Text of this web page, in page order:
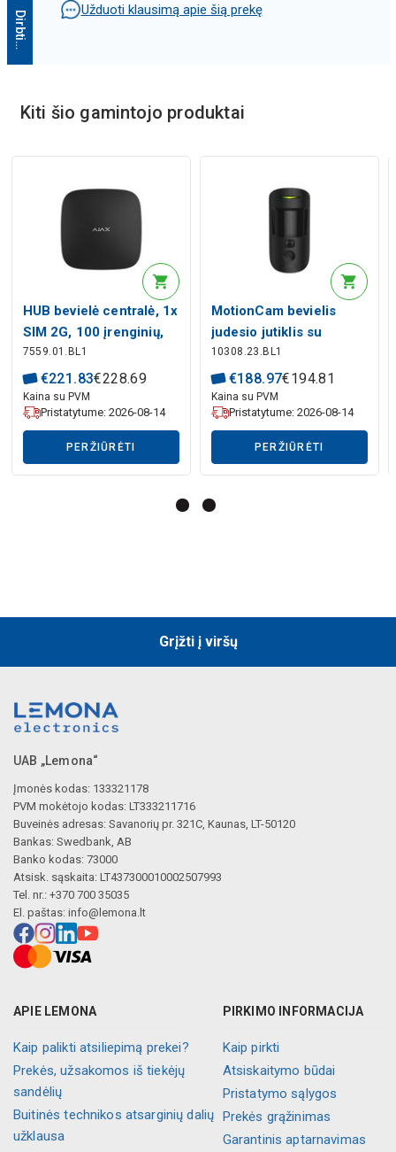
D
i
r
b
t
i
n
i
o
i
n
t
e
l
e
k
t
o
a
p
r
a
š
y
m
a
s
Užduoti klausimą apie šią prekę
Kiti šio gamintojo produktai
HUB bevielė centralė, 1x
SIM 2G, 100 įrenginių,
50 vartotojų, juoda, Ajax
7559.01.BL1
€221 .83€228.69
Kaina su PVM
Pristatytume: 2026-08-14
PERŽIŪRĖTI
MotionCam bevielis
judesio jutiklis su
kamera, 12m, 88.5°, PET
20kg, juodas, Ajax
10308.23.BL1
€188.97€194.81
Kaina su PVM
Pristatytume: 2026-08-14
PERŽIŪRĖTI
Grįžti į viršų
UAB „Lemona“
Įmonės kodas: 133321178
PVM mokėtojo kodas: LT333211716
Buveinės adresas: Savanorių pr. 321C, Kaunas, LT-50120
Bankas: Swedbank, AB
Banko kodas: 73000
Atsisk. sąskaita: LT437300010002507993
Tel. nr.: +370 700 35035
El. paštas: info@lemona.lt
APIE LEMONA
Kaip palikti atsiliepimą prekei?
Prekės, užsakomos iš tiekėjų
sandėlių
Buitinės technikos atsarginių dalių
užklausa
PIRKIMO INFORMACIJA
Kaip pirkti
Atsiskaitymo būdai
Pristatymo sąlygos
Prekės grąžinimas
Garantinis aptarnavimas